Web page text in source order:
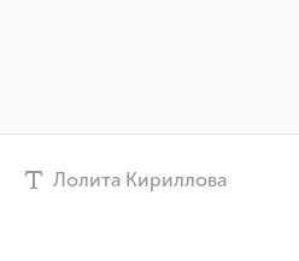
Лолита Кириллова